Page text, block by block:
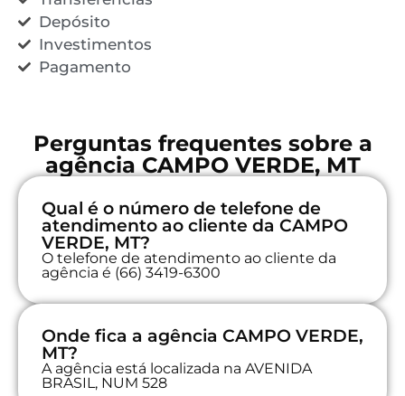
Depósito
Investimentos
Pagamento
Perguntas frequentes sobre a
agência CAMPO VERDE, MT
Qual é o número de telefone de
atendimento ao cliente da CAMPO
VERDE, MT?
O telefone de atendimento ao cliente da
agência é (66) 3419-6300
Onde fica a agência CAMPO VERDE,
MT?
A agência está localizada na AVENIDA
BRASIL, NUM 528